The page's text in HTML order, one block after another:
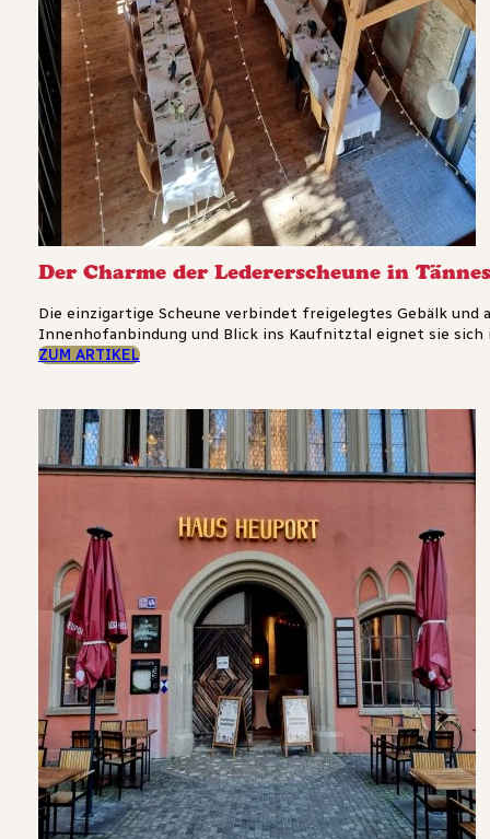
Der Charme der Ledererscheune in
Die einzigartige Scheune verbindet freigelegtes Gebälk
Innenhofanbindung und Blick ins Kaufnitztal eignet sie
ZUM ARTIKEL